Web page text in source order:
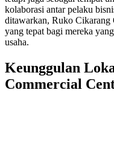
kolaborasi antar pelaku
ditawarkan, Ruko Cikarang
yang tepat bagi mereka
usaha.
Keunggulan
Commercial